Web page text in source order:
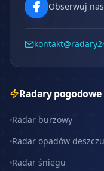
Obserwuj
Radary pogodowe
Radar burzowy
Radar opadów deszczu
Radar śniegu